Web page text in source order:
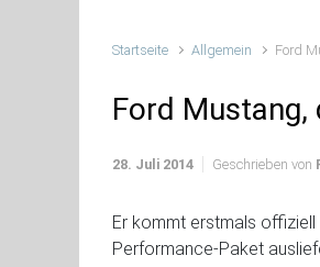
Startseite Allgemein Ford
Ford
28. Juli 2014 Geschrieben von
Er kommt erstmals offiziell
Performance-Paket